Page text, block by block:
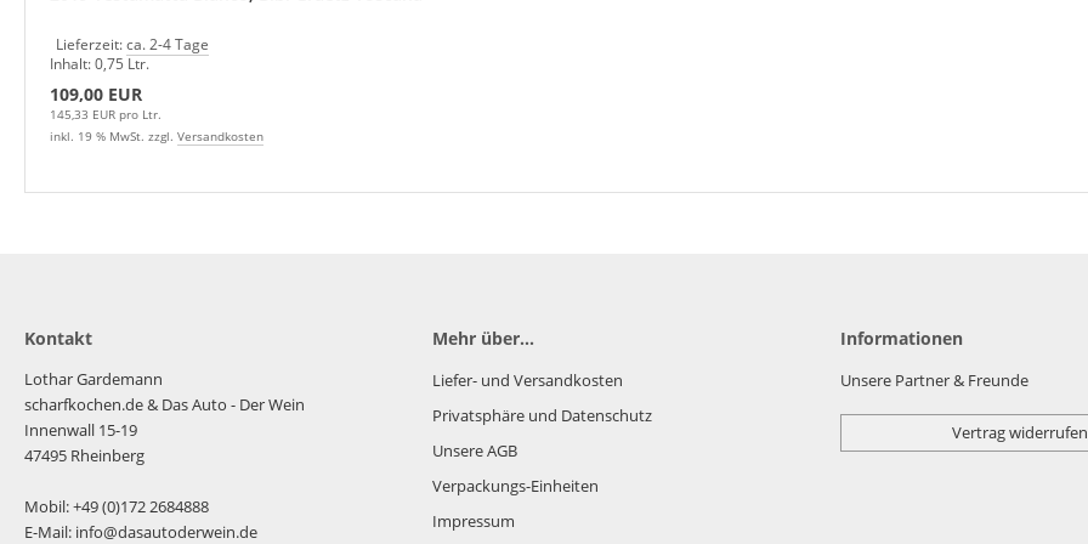
Lieferzeit:ca. 2-4 Tage
Inhalt: 0,75 Ltr.
109,00 EUR
145,33 EUR pro Ltr.
inkl. 19 % MwSt. zzgl. Versandkosten
Kontakt
Lothar Gardemann
scharfkochen.de& Das Auto - Der Wein
Innenwall 15-19
47495 Rheinberg
Mobil: +49 (0)172 2684888
E-Mail: info@dasautoderwein.de
Mehr über...
Liefer- und Versandkosten
Privatsphäre und Datenschutz
Unsere AGB
Verpackungs-Einheiten
Impressum
Informationen
Unsere Partner & Freunde
Vertrag widerrufen